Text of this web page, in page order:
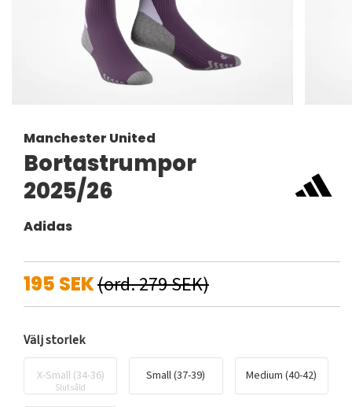
Manchester United
Bortastrumpor
2025/26
Adidas
195 SEK(ord. 279 SEK)
Välj storlek
X-Small (34-36)
Slutsåld
Small (37-39) Medium (40-42)